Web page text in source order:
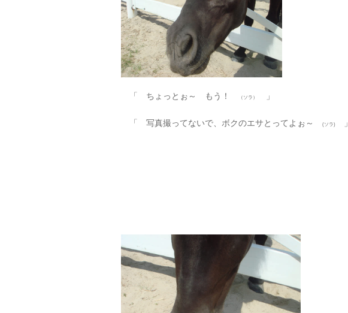
「 ちょっとぉ～ もう！ （ソラ） 」
「 写真撮ってないで、ボクのエサとってよぉ～ (ソラ) 」